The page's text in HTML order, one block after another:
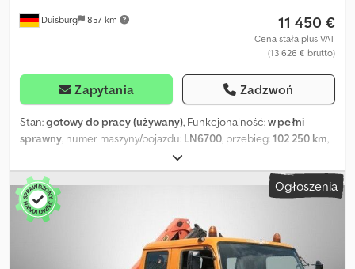
Duisburg 857 km 11 450 €
Cena stała plus VAT
(13 626 € brutto)
Zapytania Zadzwoń
Stan:gotowy do pracy (używany), Funkcjonalność:w pełni
sprawny , numer maszyny/pojazdu: LN6700 , przebieg:102 250 km
, pierwsza rejestracja:
paliwa:diesel, masa własna:2 460 kg, maksymalna waga ładunku:
1 030 kg, masa całkowita: , konfiguracja osi:4x2, następna
inspekcja (TÜV):
przekładni:
, liczba biegów:
, całkowita długość:5 650 mm, całkowita
, całkowita wysokość: 2 180 mm,
Ogłoszenia